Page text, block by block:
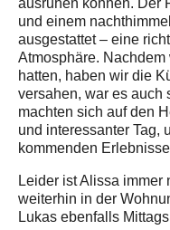
und einem
ausgestattet – eine
Atmosphäre.
hatten, haben wir die
versahen, war es auch
machten sich auf den
und interessanter Tag,
kommenden
Leider ist Alissa
weiterhin in der
Lukas ebenfalls